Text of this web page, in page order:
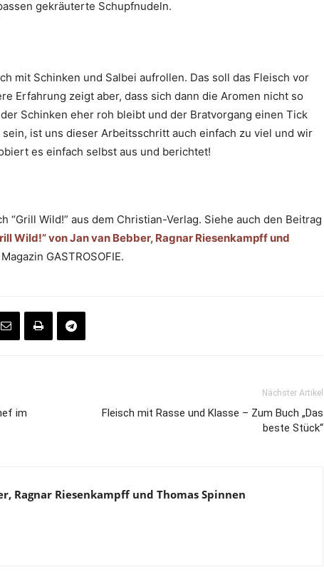
gekräuterte Schupfnudeln.
mit Schinken und Salbei aufrollen. Das soll das Fleisch vor
Erfahrung zeigt aber, dass sich dann die Aromen nicht so
Schinken eher roh bleibt und der Bratvorgang einen Tick
ist uns dieser Arbeitsschritt auch einfach zu viel und wir
es einfach selbst aus und berichtet!
“Grill Wild!” aus dem Christian-Verlag. Siehe auch den Beitrag
Wild!” von Jan van Bebber, Ragnar Riesenkampff und
GASTROSOFIE.
im
Nächster Artikel
Fleisch mit Rasse und Klasse – Zum Buch „Das
beste Stück“
Ragnar Riesenkampff und Thomas Spinnen